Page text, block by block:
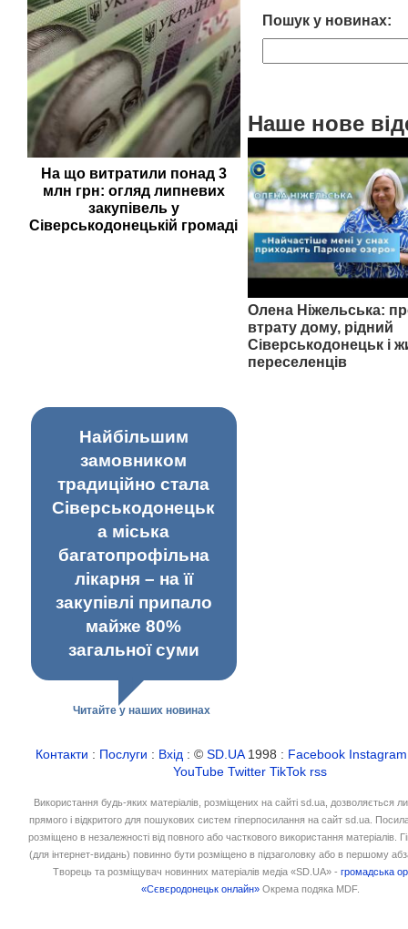
На що витратили понад 3
млн грн: огляд липневих
закупівель у
Сіверськодонецькій громаді
Пошук у новинах:
Наше нове
Олена Ніжельська:
втрату дому, рідний
Сіверськодонецьк і
переселенців
Найбільшим
замовником
традиційно стала
Сіверськодонецьк
а міська
багатопрофільна
лікарня – на її
закупівлі припало
майже 80%
загальної суми
Читайте у наших новинах
Контакти : Послуги : Вхід : ©SD.UA1998 : Facebook Instagram
YouTube Twitter TikTok rss
Використання будь-яких матеріалів, розміщених на сайті sd.ua, дозволяється
прямого і відкритого для пошукових систем гіперпосилання на сайт sd.ua.
розміщено в незалежності від повного або часткового використання матеріалів.
(для інтернет-видань) повинно бути розміщено в підзаголовку або в першому
Творець та розміщувач новинних матеріалів медіа «SD.UA» -громадська
«Сєвєродонецьк онлайн» Окрема подяка MDF.